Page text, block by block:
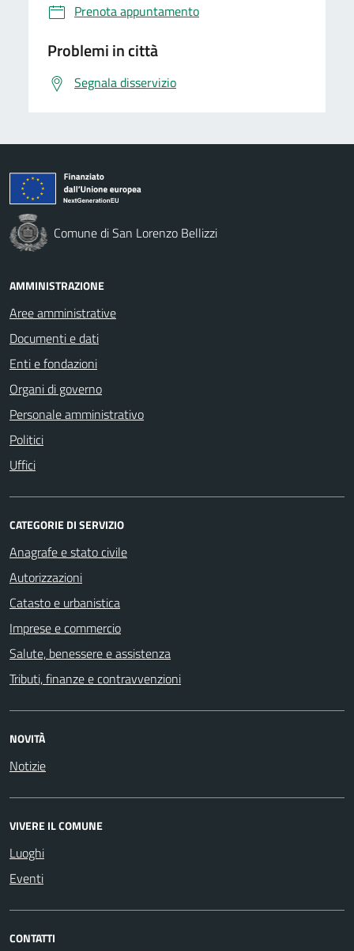
Prenota appuntamento
Problemi in città
Segnala disservizio
Comune di San Lorenzo Bellizzi
AMMINISTRAZIONE
Aree amministrative
Documenti e dati
Enti e fondazioni
Organi di governo
Personale amministrativo
Politici
Uffici
CATEGORIE DI SERVIZIO
Anagrafe e stato civile
Autorizzazioni
Catasto e urbanistica
Imprese e commercio
Salute, benessere e assistenza
Tributi, finanze e contravvenzioni
NOVITÀ
Notizie
VIVERE IL COMUNE
Luoghi
Eventi
CONTATTI